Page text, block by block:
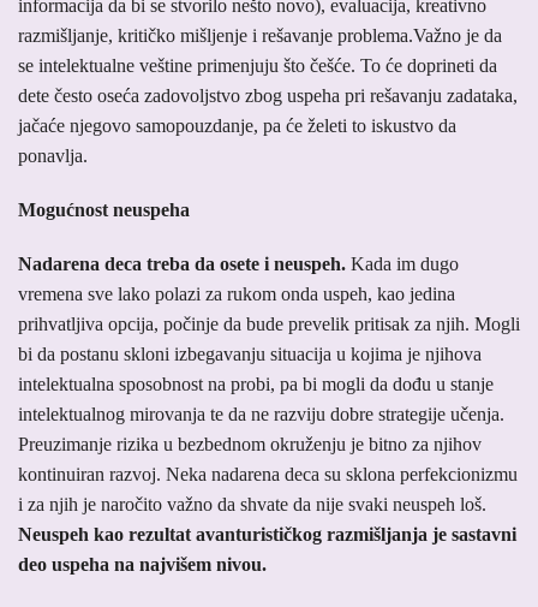
informacija da bi se stvorilo nešto novo), evaluacija, kreativno
razmišljanje, kritičko mišljenje i rešavanje problema.Važno je da
se intelektualne veštine primenjuju što češće. To će doprineti da
dete često oseća zadovoljstvo zbog uspeha pri rešavanju zadataka,
jačaće njegovo samopouzdanje, pa će želeti to iskustvo da
ponavlja.
Mogućnost neuspeha
Nadarena deca treba da osete i neuspeh. Kada im dugo
vremena sve lako polazi za rukom onda uspeh, kao jedina
prihvatljiva opcija, počinje da bude prevelik pritisak za njih. Mogli
bi da postanu skloni izbegavanju situacija u kojima je njihova
intelektualna sposobnost na probi, pa bi mogli da dođu u stanje
intelektualnog mirovanja te da ne razviju dobre strategije učenja.
Preuzimanje rizika u bezbednom okruženju je bitno za njihov
kontinuiran razvoj. Neka nadarena deca su sklona perfekcionizmu
i za njih je naročito važno da shvate da nije svaki neuspeh loš.
Neuspeh kao rezultat avanturističkog razmišljanja je sastavni
deo uspeha na najvišem nivou.